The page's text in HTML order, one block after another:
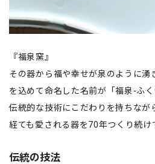
『福泉窯』
その器から福や幸せが泉のように湧
を込めて命名した名前が「福泉-ふく
伝統的な技術にこだわりを持ちなが
経ても愛される器を70年つくり続け
伝統の技法